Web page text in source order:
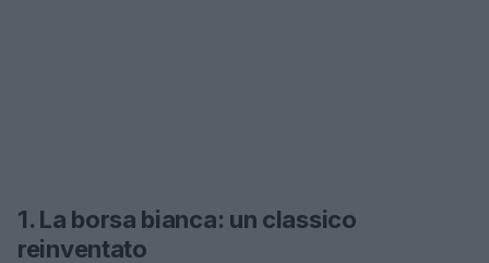
1. La borsa bianca: un classico
reinventato